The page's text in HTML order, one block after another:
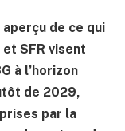
de ce qui
et SFR visent
à l’horizon
de 2029,
par la